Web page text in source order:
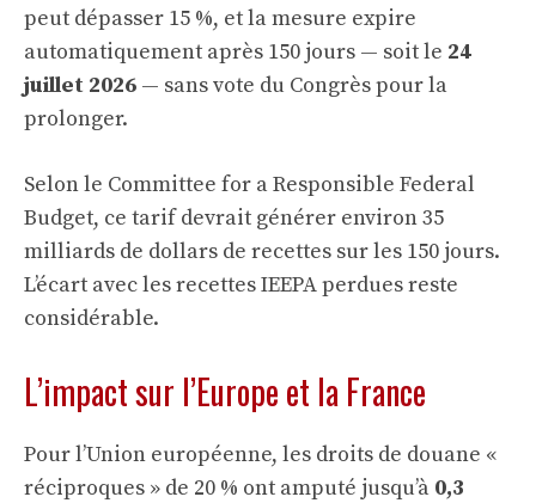
peut dépasser 15 %, et la mesure expire
automatiquement après 150 jours — soit le 24
juillet 2026 — sans vote du Congrès pour la
prolonger.
Selon le Committee for a Responsible Federal
Budget, ce tarif devrait générer environ 35
milliards de dollars de recettes sur les 150 jours.
L’écart avec les recettes IEEPA perdues reste
considérable.
L’impact sur l’Europe et la France
Pour l’Union européenne, les droits de douane «
réciproques » de 20 % ont amputé jusqu’à 0,3